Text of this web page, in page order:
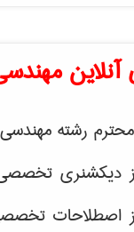
رشته
از دیکشنری
اصطلاحات